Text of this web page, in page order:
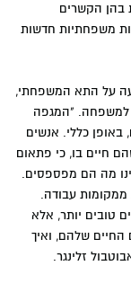
בהן הקשרים
משפחתיות חדשות
על התא המשפחתי,
למשפחה. "המגפה
כללי. אנשים
חיים בו, כי פתאום
מה הם מפספסים.
ממקומות עבודה.
טובים יותר, אלא
שלהם, ואיך
זלינגר.